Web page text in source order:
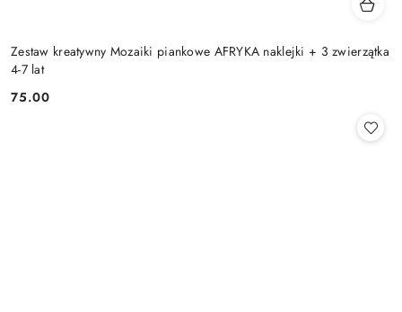
Zestaw kreatywny Mozaiki piankowe AFRYKA naklejki + 3 zwierzątka
4-7 lat
Cena:
75.00